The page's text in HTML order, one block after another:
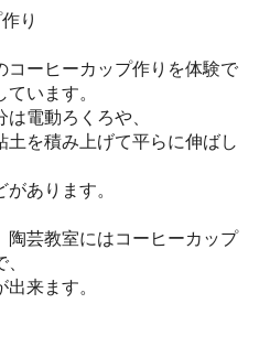
り
コーヒーカップ作りを体験で
います。
電動ろくろや、
を積み上げて平らに伸ばし
あります。
陶芸教室にはコーヒーカップ
来ます。